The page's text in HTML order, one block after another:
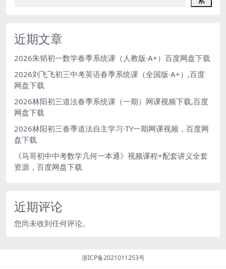
近期文章
2026朱韬初一数学春季系统课（人教版·A+）百度网盘下载
2026刘飞飞初三中考英语春季系统课（全国版·A+）,百度
网盘下载
2026林阳初三道法春季系统课（一期）网课视频下载,百度
网盘下载
2026林阳初三春季道法自主学习·TY一期网课视频，百度网
盘下载
《马哥初中中考数学几何一本通》视频课程+配套讲义全套
资源，百度网盘下载
近期评论
您尚未收到任何评论。
浙ICP备2021011253号